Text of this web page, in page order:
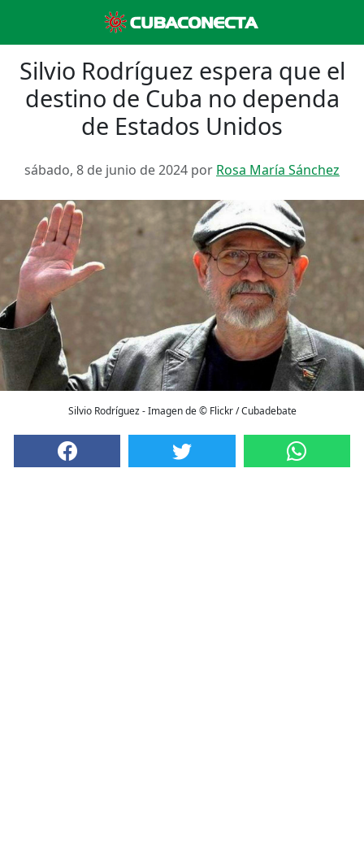
Silvio Rodríguez espera que el
destino de Cuba no dependa
de Estados Unidos
sábado, 8 de junio de 2024 por Rosa María Sánchez
Silvio Rodríguez - Imagen de © Flickr / Cubadebate